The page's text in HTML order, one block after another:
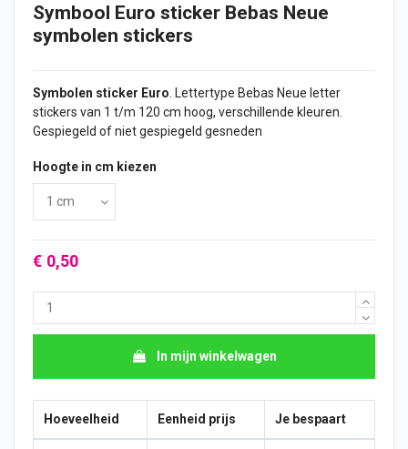
Symbool Euro sticker Bebas Neue
symbolen stickers
Symbolen sticker Euro . Lettertype Bebas Neue letter
stickers van 1 t/m 120 cm hoog, verschillende kleuren.
Gespiegeld of niet gespiegeld gesneden
Hoogte in cm kiezen
€ 0,50
In mijn winkelwagen
Hoeveelheid Eenheid prijs Je bespaart